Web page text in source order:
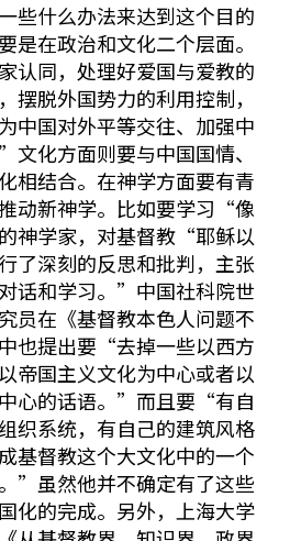
些什么办法来达到这个目的
是在政治和文化二个层面。
认同，处理好爱国与爱教的
摆脱外国势力的利用控制，
中国对外平等交往、加强中
化方面则要与中国国情、
相结合。在神学方面要有青
动新神学。比如要学习“像
神学家，对基督教“耶稣以
了深刻的反思和批判，主张
话和学习。”中国社科院世
员在《基督教本色人问题不
也提出要“去掉一些以西方
帝国主义文化为中心或者以
心的话语。”而且要“有自
织系统，有自己的建筑风格
基督教这个大文化中的一个
”虽然他并不确定有了这些
化的完成。另外，上海大学